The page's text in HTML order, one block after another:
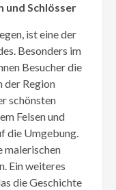
und Schlösser
ist eine der
Besonders im
Besucher die
der Region
schönsten
Felsen und
die Umgebung.
malerischen
Ein weiteres
die Geschichte